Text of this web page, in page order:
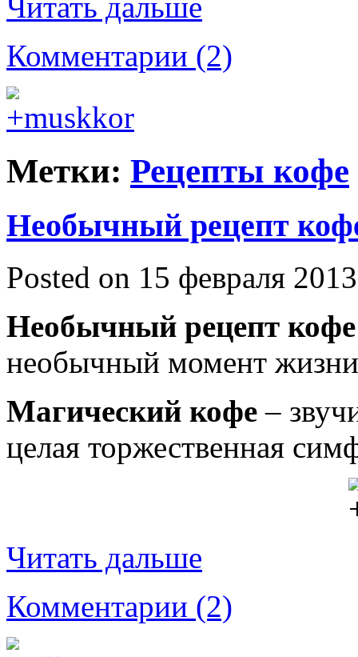
Читать дальше
Комментарии (2)
Метки: Рецепты кофе
Необычный рецепт
Posted on 15 февраля
Необычный рецепт кофе
необычный момент
Магический кофе –
целая торжественная
Читать дальше
Комментарии (2)